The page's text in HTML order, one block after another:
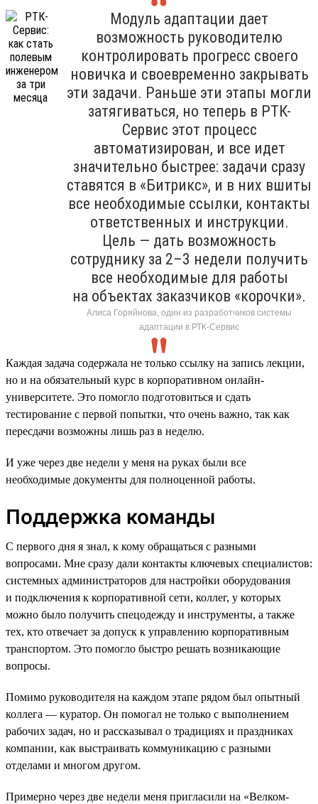
Модуль адаптации дает
возможность руководителю
контролировать прогресс своего
новичка и своевременно закрывать
эти задачи. Раньше эти этапы могли
затягиваться, но теперь в РТК-
Сервис этот процесс
автоматизирован, и все идет
значительно быстрее: задачи сразу
ставятся в «Битрикс», и в них вшиты
все необходимые ссылки, контакты
ответственных и инструкции.
Цель — дать возможность
сотруднику за 2–3 недели получить
все необходимые для работы
на объектах заказчиков «корочки».
Алиса Горяйнова, один из разработчиков системы
адаптации в РТК-Сервис
Каждая задача содержала не только ссылку на запись лекции,
но и на обязательный курс в корпоративном онлайн-
университете. Это помогло подготовиться и сдать
тестирование с первой попытки, что очень важно, так как
пересдачи возможны лишь раз в неделю.
И уже через две недели у меня на руках были все
необходимые документы для полноценной работы.
Поддержка команды
С первого дня я знал, к кому обращаться с разными
вопросами. Мне сразу дали контакты ключевых специалистов:
системных администраторов для настройки оборудования
и подключения к корпоративной сети, коллег, у которых
можно было получить спецодежду и инструменты, а также
тех, кто отвечает за допуск к управлению корпоративным
транспортом. Это помогло быстро решать возникающие
вопросы.
Помимо руководителя на каждом этапе рядом был опытный
коллега — куратор. Он помогал не только с выполнением
рабочих задач, но и рассказывал о традициях и праздниках
компании, как выстраивать коммуникацию с разными
отделами и многом другом.
Примерно через две недели меня пригласили на «Велком-